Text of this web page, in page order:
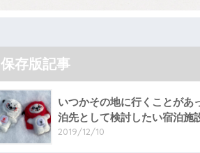
保存版記事
いつかその地に行くことがあ
泊先として検討したい宿泊施
2019/12/10